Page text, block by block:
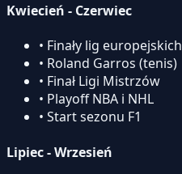
Kwiecień - Czerwiec
• Finały lig europejskich
• Roland Garros (tenis)
• Finał Ligi Mistrzów
• Playoff NBA i NHL
• Start sezonu F1
Lipiec - Wrzesień